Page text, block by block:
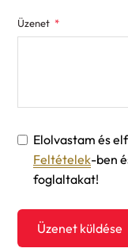
Üzenet
Elolvastam és
Feltételek-ben
foglaltakat!
Üzenet küldése